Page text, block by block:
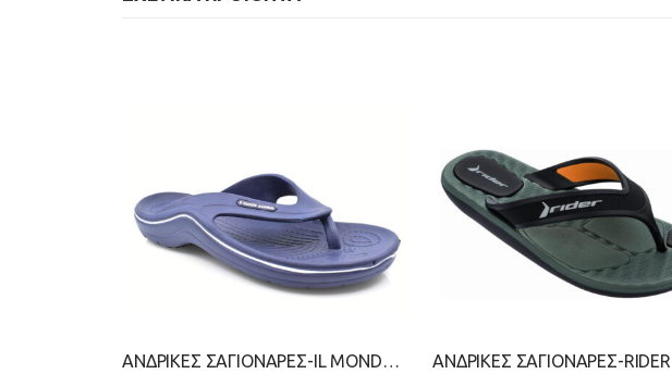
ΑΝΔΡΙΚΕΣ ΣΑΓΙΟΝΑΡΕΣ-IL MONDO-2199-0679-ΜΠΛΕ